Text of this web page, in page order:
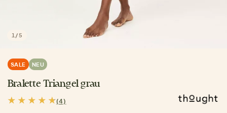
1 /5
SALE NEU
Bralette Triangel grau
(4)